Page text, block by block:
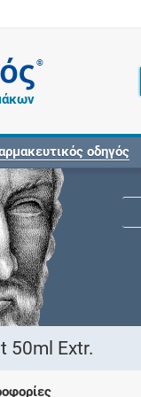
®
οδηγός
50ml Extr.